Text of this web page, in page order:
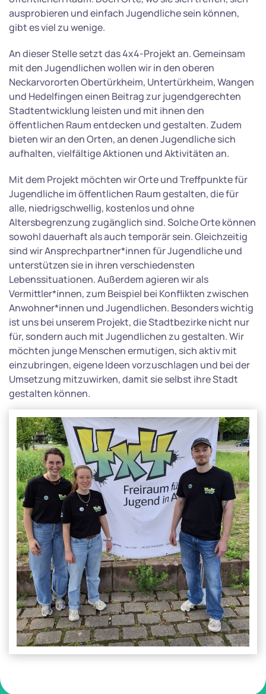
ausprobieren und einfach Jugendliche sein können,
gibt es viel zu wenige.
An dieser Stelle setzt das 4x4-Projekt an. Gemeinsam
mit den Jugendlichen wollen wir in den oberen
Neckarvororten Obertürkheim, Untertürkheim, Wangen
und Hedelfingen einen Beitrag zur jugendgerechten
Stadtentwicklung leisten und mit ihnen den
öffentlichen Raum entdecken und gestalten. Zudem
bieten wir an den Orten, an denen Jugendliche sich
aufhalten, vielfältige Aktionen und Aktivitäten an.
Mit dem Projekt möchten wir Orte und Treffpunkte für
Jugendliche im öffentlichen Raum gestalten, die für
alle, niedrigschwellig, kostenlos und ohne
Altersbegrenzung zugänglich sind. Solche Orte können
sowohl dauerhaft als auch temporär sein. Gleichzeitig
sind wir Ansprechpartner*innen für Jugendliche und
unterstützen sie in ihren verschiedensten
Lebenssituationen. Außerdem agieren wir als
Vermittler*innen, zum Beispiel bei Konflikten zwischen
Anwohner*innen und Jugendlichen. Besonders wichtig
ist uns bei unserem Projekt, die Stadtbezirke nicht nur
für, sondern auch mit Jugendlichen zu gestalten. Wir
möchten junge Menschen ermutigen, sich aktiv mit
einzubringen, eigene Ideen vorzuschlagen und bei der
Umsetzung mitzuwirken, damit sie selbst ihre Stadt
gestalten können.